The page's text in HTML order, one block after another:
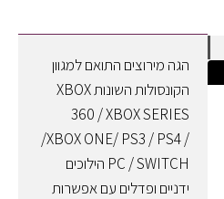
הגה מירוצים התואם למגוון
הקונסולות השונות XBOX
360 / XBOX SERIES
/XBOX ONE/ PS3 / PS4 /
PC / SWITCH הילוכים
ידניים ופדלים עם אפשרות